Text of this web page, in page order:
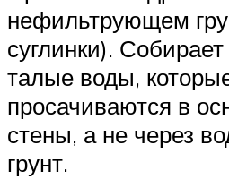
нефильтрующем
суглинки).
талые воды,
просачиваются в
стены, а не через
грунт.